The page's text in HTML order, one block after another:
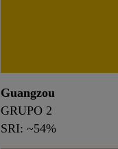
Guangzou
GRUPO 2
SRI: ~54%